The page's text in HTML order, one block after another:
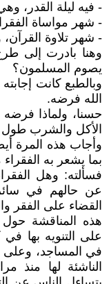
- فيه ليلة القدر،
- شهر مواساة
- شهر تلاوة
وهنا بادرت إلى
يصوم المسلمون؟
وبالطبع كانت
الله فرضه.
حسنا، ولماذا فرضه
الأكل والشرب طول
وأجاب هذه المرة
بما يشعر به
فسألته: وهل
عن حالهم في
القضاء على الفقر
هذه المناقشة
على التنويه بها
في المساجد، وعلى
الناشئة لها منذ